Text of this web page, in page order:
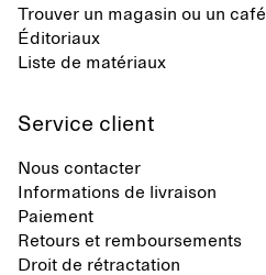
Trouver un magasin ou un café
Éditoriaux
Liste de matériaux
Service client
Nous contacter
Informations de livraison
Paiement
Retours et remboursements
Droit de rétractation